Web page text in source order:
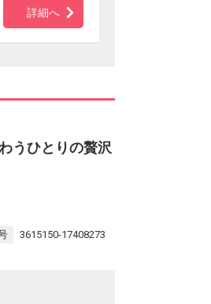
詳細へ
うひとりの贅沢
3615150-17408273